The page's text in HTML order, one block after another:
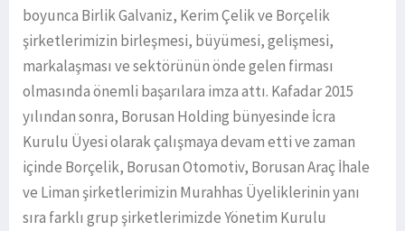
boyunca Birlik Galvaniz, Kerim Çelik ve Borçelik
şirketlerimizin birleşmesi, büyümesi, gelişmesi,
markalaşması ve sektörünün önde gelen firması
olmasında önemli başarılara imza attı. Kafadar 2015
yılından sonra, Borusan Holding bünyesinde İcra
Kurulu Üyesi olarak çalışmaya devam etti ve zaman
içinde Borçelik, Borusan Otomotiv, Borusan Araç İhale
ve Liman şirketlerimizin Murahhas Üyeliklerinin yanı
sıra farklı grup şirketlerimizde Yönetim Kurulu